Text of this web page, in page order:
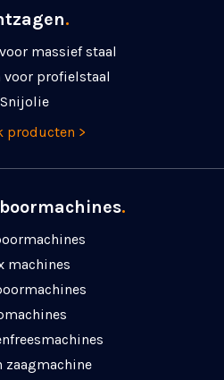
.
massief staal
voor profielstaal
Snijolie
producten >
.
machines
zaagmachine